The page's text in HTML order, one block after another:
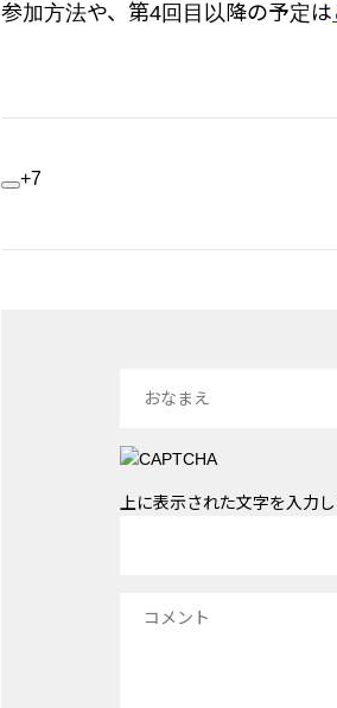
参加方法や、第4回目以降の予定は
+7
上に表示された文字を入力し